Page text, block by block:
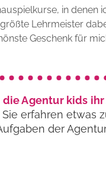
in
Lehrmeister
Geschenk für
Agentur kids
Sie erfahren
der